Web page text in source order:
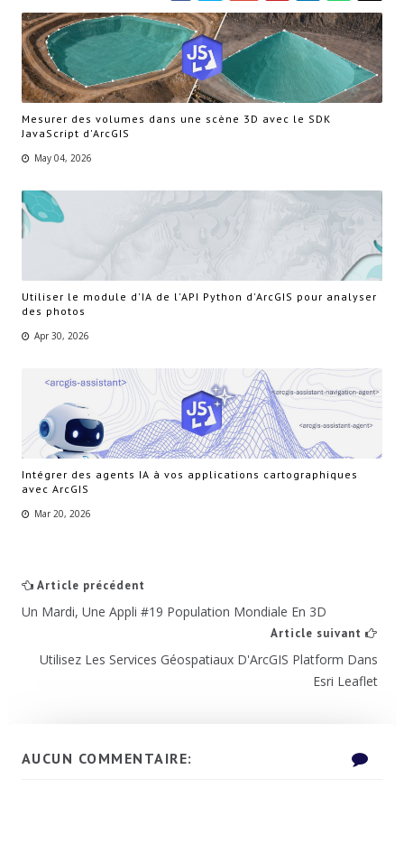
Mesurer des volumes dans une scène 3D avec le SDK
JavaScript d'ArcGIS
May 04, 2026
Utiliser le module d'IA de l'API Python d'ArcGIS pour analyser
des photos
Apr 30, 2026
Intégrer des agents IA à vos applications cartographiques
avec ArcGIS
Mar 20, 2026
Article précédent
Un Mardi, Une Appli #19 Population Mondiale En 3D
Article suivant
Utilisez Les Services Géospatiaux D'ArcGIS Platform Dans
Esri Leaflet
AUCUN COMMENTAIRE: